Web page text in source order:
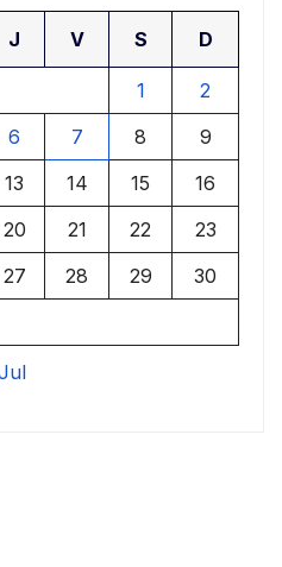
J V S D
1
2
6 7 8
9
13 14 15
16
20 21 22
23
27 28 29
30